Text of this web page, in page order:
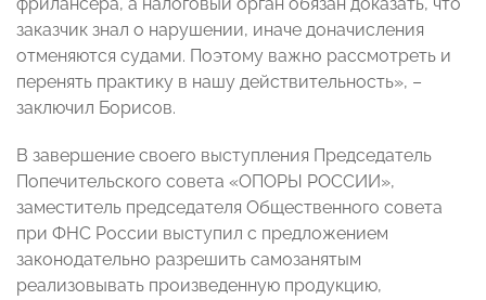
заказчик знал о нарушении, иначе доначисления
отменяются судами. Поэтому важно рассмотреть и
перенять практику в нашу действительность», –
заключил Борисов.
В завершение своего выступления Председатель
Попечительского совета «ОПОРЫ РОССИИ»,
заместитель председателя Общественного совета
при ФНС России выступил с предложением
законодательно разрешить самозанятым
реализовывать произведенную продукцию,